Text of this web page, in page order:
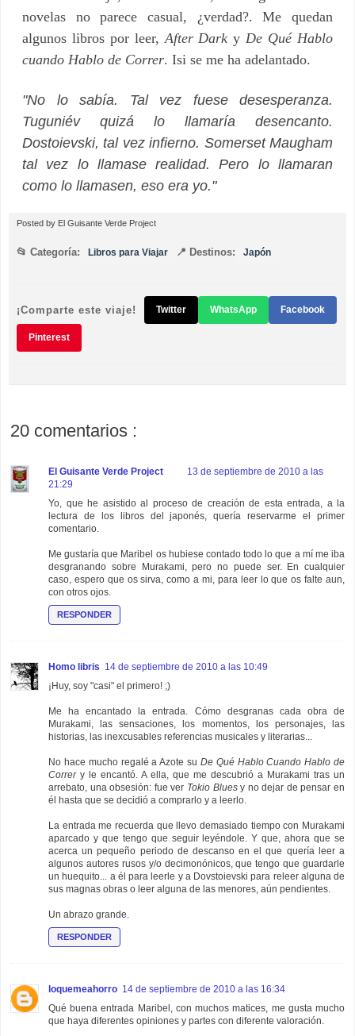
novelas no parece casual, ¿verdad?. Me quedan
algunos libros por leer, After Dark y De Qué Hablo
cuando Hablo de Correr. Isi se me ha adelantado.
"No lo sabía. Tal vez fuese desesperanza.
Tuguniév quizá lo llamaría desencanto.
Dostoievski, tal vez infierno. Somerset Maugham
tal vez lo llamase realidad. Pero lo llamaran
como lo llamasen, eso era yo."
Posted by El Guisante Verde Project
📂 Categoría: Libros para Viajar 📍 Destinos: Japón
¡Comparte este viaje! Twitter WhatsApp Facebook
Pinterest
20 comentarios :
El Guisante Verde Project
13 de septiembre de 2010 a las
21:29
Yo, que he asistido al proceso de creación de esta entrada, a la
lectura de los libros del japonés, quería reservarme el primer
comentario.
Me gustaría que Maribel os hubiese contado todo lo que a mí me iba
desgranando sobre Murakami, pero no puede ser. En cualquier
caso, espero que os sirva, como a mi, para leer lo que os falte aun,
con otros ojos.
RESPONDER
Homo libris 14 de septiembre de 2010 a las 10:49
¡Huy, soy "casi" el primero! ;)
Me ha encantado la entrada. Cómo desgranas cada obra de
Murakami, las sensaciones, los momentos, los personajes, las
historias, las inexcusables referencias musicales y literarias...
No hace mucho regalé a Azote su De Qué Hablo Cuando Hablo de
Correry le encantó. A ella, que me descubrió a Murakami tras un
arrebato, una obsesión: fue ver Tokio Bluesy no dejar de pensar en
él hasta que se decidió a comprarlo y a leerlo.
La entrada me recuerda que llevo demasiado tiempo con Murakami
aparcado y que tengo que seguir leyéndole. Y que, ahora que se
acerca un pequeño periodo de descanso en el que quería leer a
algunos autores rusos y/o decimonónicos, que tengo que guardarle
un huequito... a él para leerle y a Dovstoievski para releer alguna de
sus magnas obras o leer alguna de las menores, aún pendientes.
Un abrazo grande.
RESPONDER
loquemeahorro 14 de septiembre de 2010 a las 16:34
Qué buena entrada Maribel, con muchos matices, me gusta mucho
que haya diferentes opiniones y partes con diferente valoración.